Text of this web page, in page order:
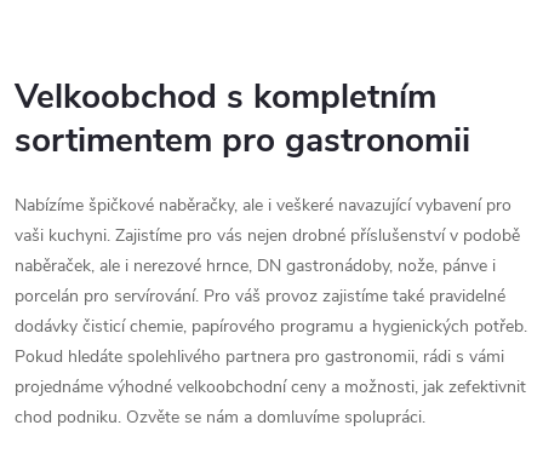
v
l
á
d
a
c
í
p
Velkoobchod s kompletním
sortimentem pro gastronomii
Nabízíme špičkové naběračky, ale i veškeré navazující vybavení pro
vaši kuchyni. Zajistíme pro vás nejen drobné příslušenství v podobě
naběraček, ale i nerezové hrnce, DN gastronádoby, nože, pánve i
porcelán pro servírování. Pro váš provoz zajistíme také pravidelné
dodávky čisticí chemie, papírového programu a hygienických potřeb.
Pokud hledáte spolehlivého partnera pro gastronomii, rádi s vámi
projednáme výhodné velkoobchodní ceny a možnosti, jak zefektivnit
chod podniku. Ozvěte se nám a domluvíme spolupráci.